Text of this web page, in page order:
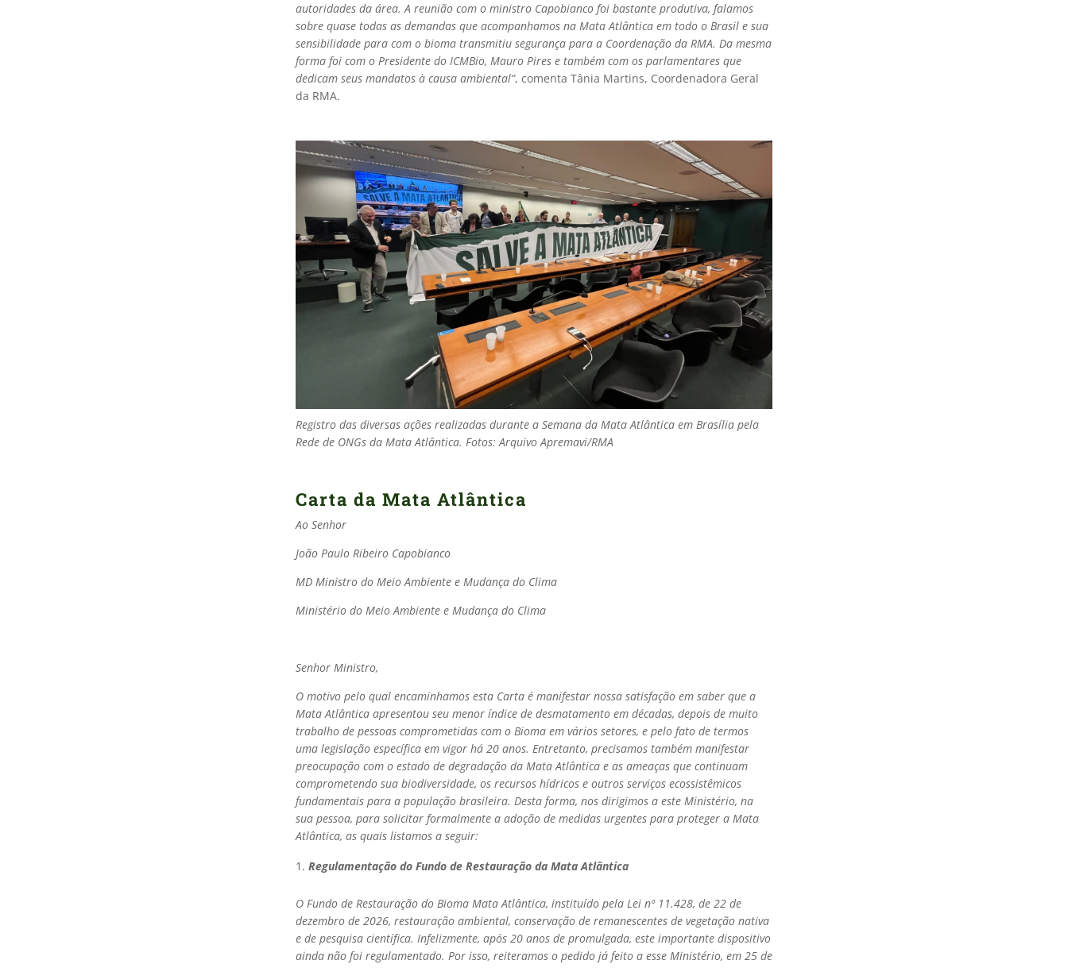
autoridades da área. A reunião com o ministro Capobianco foi bastante produtiva, falamos
sobre quase todas as demandas que acompanhamos na Mata Atlântica em todo o Brasil e sua
sensibilidade para com o bioma transmitiu segurança para a Coordenação da RMA. Da mesma
forma foi com o Presidente do ICMBio, Mauro Pires e também com os parlamentares que
dedicam seus mandatos à causa ambiental”, comenta Tânia Martins, Coordenadora Geral
da RMA.
Registro das diversas ações realizadas durante a Semana da Mata Atlântica em Brasília pela
Rede de ONGs da Mata Atlântica. Fotos: Arquivo Apremavi/RMA
Carta da Mata Atlântica
Ao Senhor
João Paulo Ribeiro Capobianco
MD Ministro do Meio Ambiente e Mudança do Clima
Ministério do Meio Ambiente e Mudança do Clima
Senhor Ministro,
O motivo pelo qual encaminhamos esta Carta é manifestar nossa satisfação em saber que a
Mata Atlântica apresentou seu menor índice de desmatamento em décadas, depois de muito
trabalho de pessoas comprometidas com o Bioma em vários setores, e pelo fato de termos
uma legislação específica em vigor há 20 anos. Entretanto, precisamos também manifestar
preocupação com o estado de degradação da Mata Atlântica e as ameaças que continuam
comprometendo sua biodiversidade, os recursos hídricos e outros serviços ecossistêmicos
fundamentais para a população brasileira. Desta forma, nos dirigimos a este Ministério, na
sua pessoa, para solicitar formalmente a adoção de medidas urgentes para proteger a Mata
Atlântica, as quais listamos a seguir:
Regulamentação do Fundo de Restauração da Mata Atlântica
O Fundo de Restauração do Bioma Mata Atlântica, instituído pela Lei nº 11.428, de 22 de
dezembro de 2026, restauração ambiental, conservação de remanescentes de vegetação nativa
e de pesquisa científica. Infelizmente, após 20 anos de promulgada, este importante dispositivo
ainda não foi regulamentado. Por isso, reiteramos o pedido já feito a esse Ministério, em 25 de